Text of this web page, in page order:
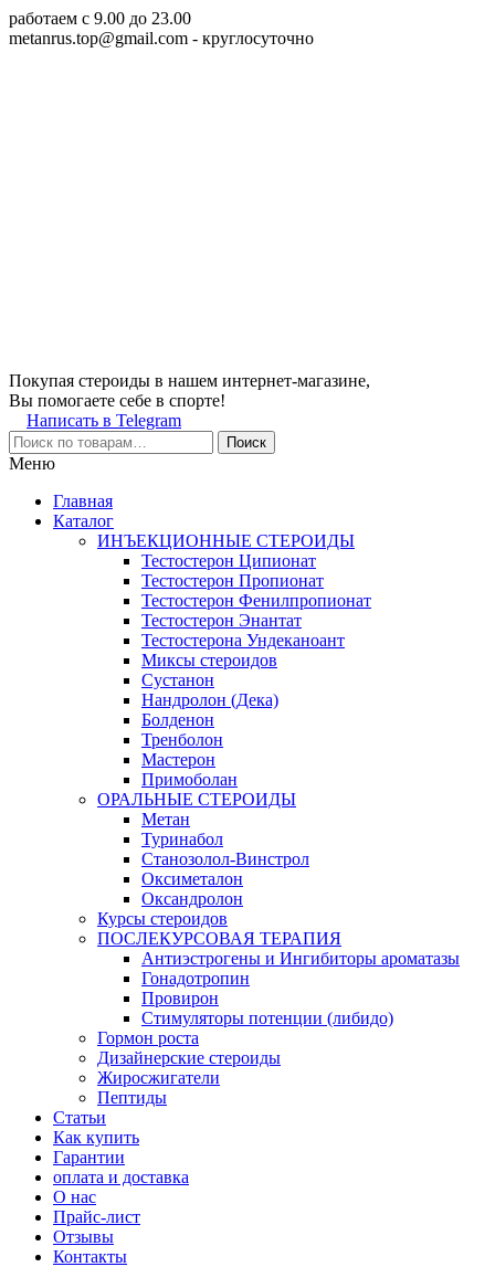
работаем c 9.00 до 23.00
metanrus.top@gmail.com - круглосуточно
Покупая стероиды в нашем интернет-магазине,
Вы помогаете себе в спорте!
Написать в Telegram
Поиск
Меню
Главная
Каталог
ИНЪЕКЦИОННЫЕ СТЕРОИДЫ
Тестостерон Ципионат
Тестостерон Пропионат
Тестостерон Фенилпропионат
Тестостерон Энантат
Тестостерона Ундеканоант
Миксы стероидов
Сустанон
Нандролон (Дека)
Болденон
Тренболон
Мастерон
Примоболан
ОРАЛЬНЫЕ СТЕРОИДЫ
Метан
Туринабол
Станозолол-Винстрол
Оксиметалон
Оксандролон
Курсы стероидов
ПОСЛЕКУРСОВАЯ ТЕРАПИЯ
Антиэстрогены и Ингибиторы ароматазы
Гонадотропин
Провирон
Стимуляторы потенции (либидо)
Гормон роста
Дизайнерские стероиды
Жиросжигатели
Пептиды
Статьи
Как купить
Гарантии
оплата и доставка
О нас
Прайс-лист
Отзывы
Контакты